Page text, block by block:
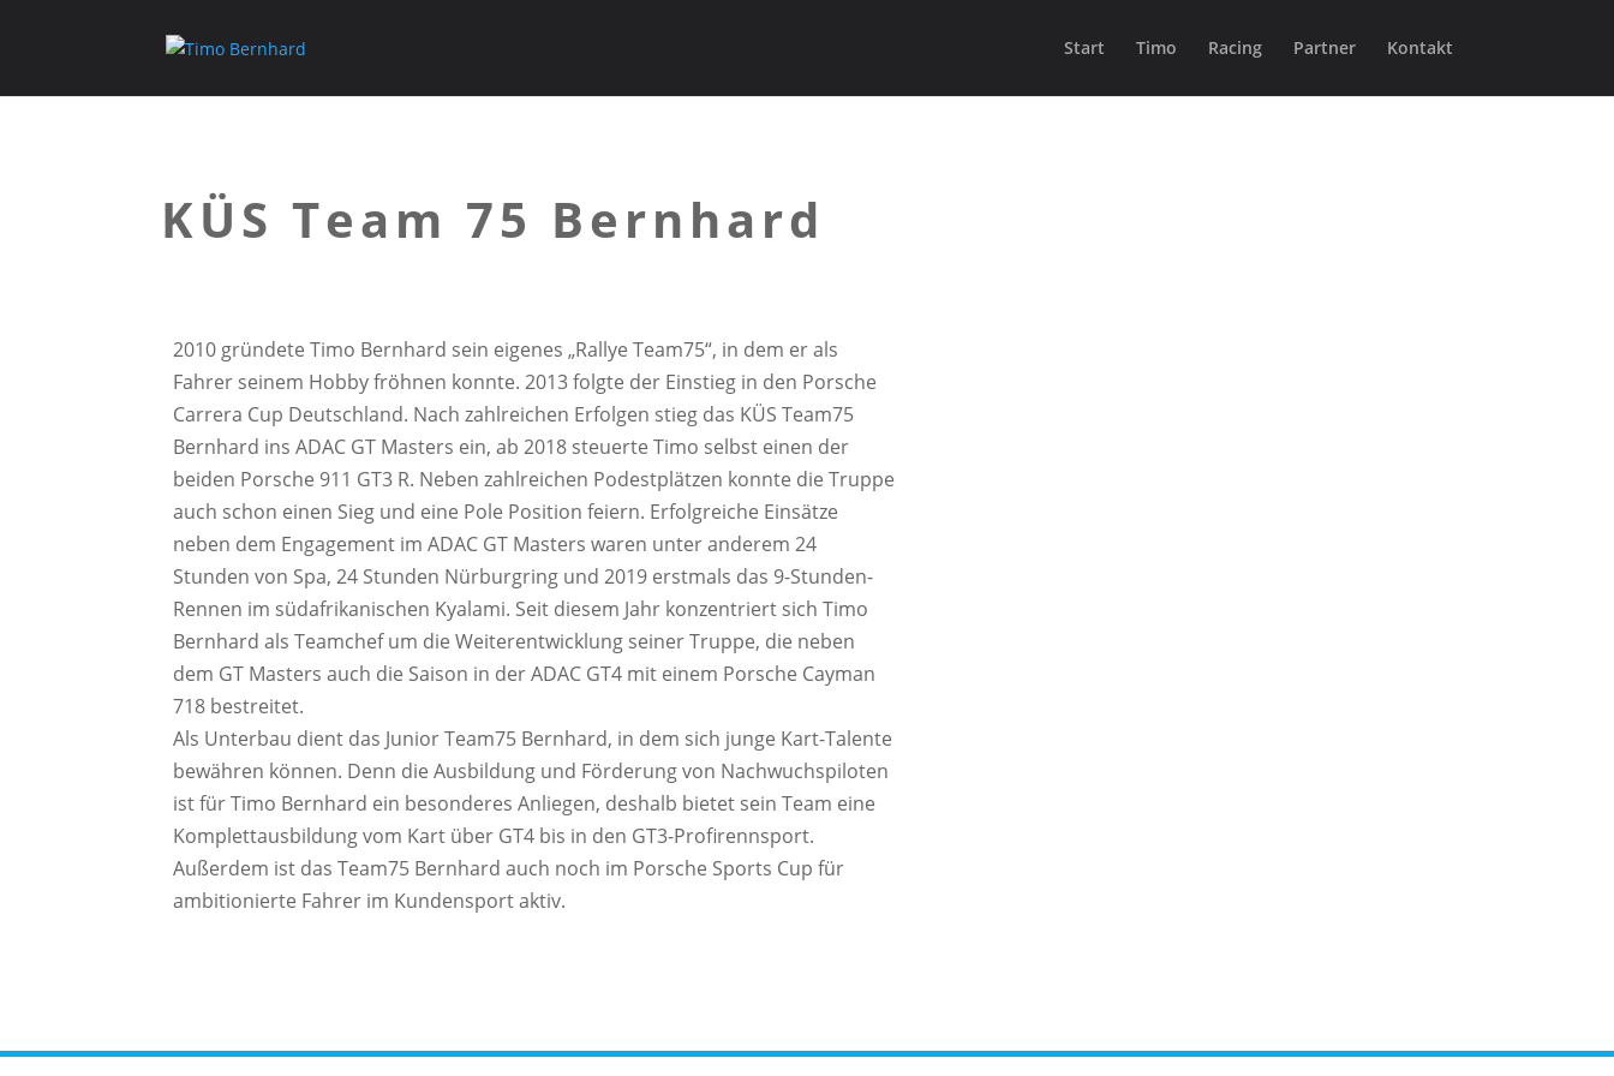
Start Timo Racing Partner Kontakt
KÜS Team 75 Bernhard
2010 gründete Timo Bernhard sein eigenes „Rallye Team75“, in dem er als
Fahrer seinem Hobby fröhnen konnte. 2013 folgte der Einstieg in den Porsche
Carrera Cup Deutschland. Nach zahlreichen Erfolgen stieg das KÜS Team75
Bernhard ins ADAC GT Masters ein, ab 2018 steuerte Timo selbst einen der
beiden Porsche 911 GT3 R. Neben zahlreichen Podestplätzen konnte die Truppe
auch schon einen Sieg und eine Pole Position feiern. Erfolgreiche Einsätze
neben dem Engagement im ADAC GT Masters waren unter anderem 24
Stunden von Spa, 24 Stunden Nürburgring und 2019 erstmals das 9-Stunden-
Rennen im südafrikanischen Kyalami. Seit diesem Jahr konzentriert sich Timo
Bernhard als Teamchef um die Weiterentwicklung seiner Truppe, die neben
dem GT Masters auch die Saison in der ADAC GT4 mit einem Porsche Cayman
718 bestreitet.
Als Unterbau dient das Junior Team75 Bernhard, in dem sich junge Kart-Talente
bewähren können. Denn die Ausbildung und Förderung von Nachwuchspiloten
ist für Timo Bernhard ein besonderes Anliegen, deshalb bietet sein Team eine
Komplettausbildung vom Kart über GT4 bis in den GT3-Profirennsport.
Außerdem ist das Team75 Bernhard auch noch im Porsche Sports Cup für
ambitionierte Fahrer im Kundensport aktiv.